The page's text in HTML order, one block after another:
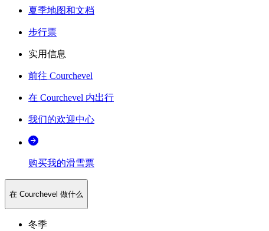
夏季地图和文档
步行票
实用信息
前往 Courchevel
在 Courchevel 内出行
我们的欢迎中心
购买我的滑雪票
在 Courchevel 做什么
冬季